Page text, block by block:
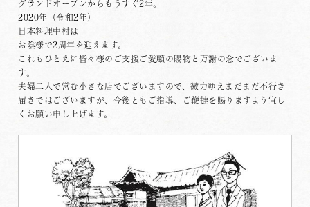
グランドオープンからもうすぐ2年。
2020年（令和2年）
日本料理中村は
お陰様で2周年を迎えます。
これもひとえに皆々様のご支援ご愛顧の賜物と万謝の念でございま
す。
夫婦二人で営む小さな店でございますので、微力ゆえまだまだ不行き
届きではございますが、今後ともご指導、ご鞭撻を賜りますよう宜し
くお願い申し上げます。